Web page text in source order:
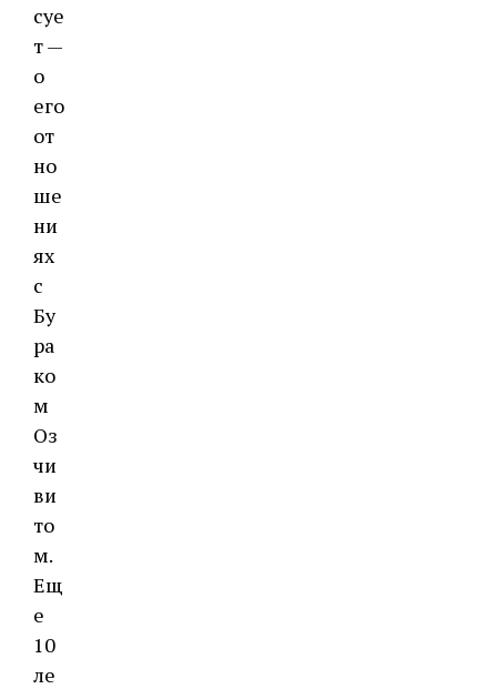
суе
т —
о
его
от
но
ше
ни
ях
с
Бу
ра
ко
м
Оз
чи
ви
то
м.
Ещ
е
10
ле